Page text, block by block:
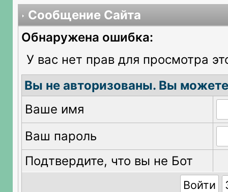
Сообщение Сайта
Обнаружена ошибка:
У вас нет прав для просмотра
Вы не авторизованы. Вы
Ваше имя
Ваш пароль
Подтвердите, что вы не Бот